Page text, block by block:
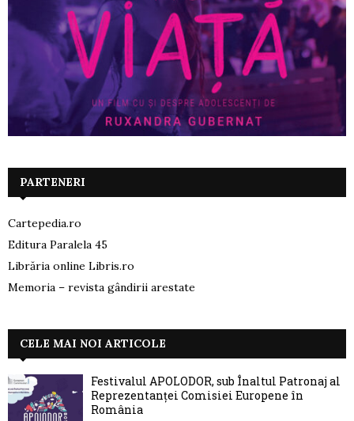
PARTENERI
Cartepedia.ro
Editura Paralela 45
Librăria online Libris.ro
Memoria – revista gândirii arestate
CELE MAI NOI ARTICOLE
Festivalul APOLODOR, sub Înaltul Patronaj al
Reprezentanței Comisiei Europene în
România